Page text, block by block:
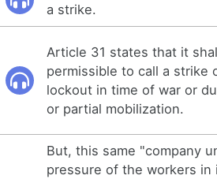
a strike.
Article 31 states that it
permissible to call a strike
lockout in time of war or
or partial mobilization.
But, this same "company
pressure of the workers in